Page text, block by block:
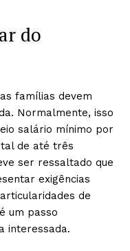
do
famílias devem
Normalmente, isso
salário mínimo por
de até três
ser ressaltado que
exigências
de
um passo
interessada.